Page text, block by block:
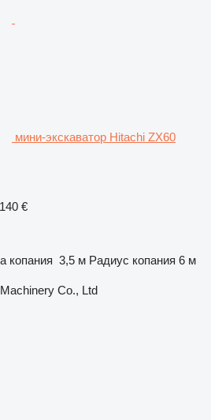
мини-экскаватор Hitachi ZX60
€
копания 3,5 м Радиус копания 6 м
Co., Ltd